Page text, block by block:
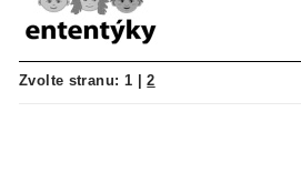
Zvolte stranu: 1 |2